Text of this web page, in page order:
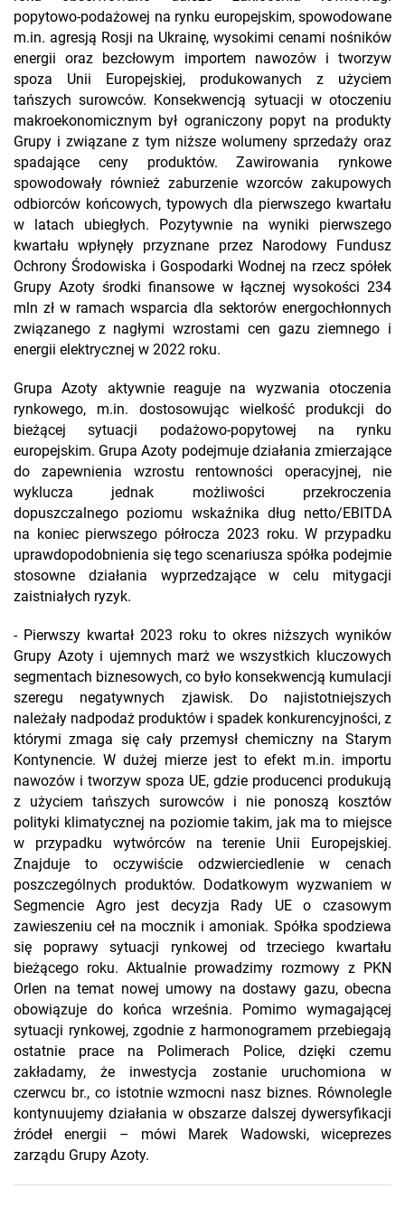
popytowo-podażowej na rynku europejskim, spowodowane
m.in. agresją Rosji na Ukrainę, wysokimi cenami nośników
energii oraz bezcłowym importem nawozów i tworzyw
spoza Unii Europejskiej, produkowanych z użyciem
tańszych surowców. Konsekwencją sytuacji w otoczeniu
makroekonomicznym był ograniczony popyt na produkty
Grupy i związane z tym niższe wolumeny sprzedaży oraz
spadające ceny produktów. Zawirowania rynkowe
spowodowały również zaburzenie wzorców zakupowych
odbiorców końcowych, typowych dla pierwszego kwartału
w latach ubiegłych. Pozytywnie na wyniki pierwszego
kwartału wpłynęły przyznane przez Narodowy Fundusz
Ochrony Środowiska i Gospodarki Wodnej na rzecz spółek
Grupy Azoty środki finansowe w łącznej wysokości 234
mln zł w ramach wsparcia dla sektorów energochłonnych
związanego z nagłymi wzrostami cen gazu ziemnego i
energii elektrycznej w 2022 roku.
Grupa Azoty aktywnie reaguje na wyzwania otoczenia
rynkowego, m.in. dostosowując wielkość produkcji do
bieżącej sytuacji podażowo-popytowej na rynku
europejskim. Grupa Azoty podejmuje działania zmierzające
do zapewnienia wzrostu rentowności operacyjnej, nie
wyklucza jednak możliwości przekroczenia
dopuszczalnego poziomu wskaźnika dług netto/EBITDA
na koniec pierwszego półrocza 2023 roku. W przypadku
uprawdopodobnienia się tego scenariusza spółka podejmie
stosowne działania wyprzedzające w celu mitygacji
zaistniałych ryzyk.
- Pierwszy kwartał 2023 roku to okres niższych wyników
Grupy Azoty i ujemnych marż we wszystkich kluczowych
segmentach biznesowych, co było konsekwencją kumulacji
szeregu negatywnych zjawisk. Do najistotniejszych
należały nadpodaż produktów i spadek konkurencyjności, z
którymi zmaga się cały przemysł chemiczny na Starym
Kontynencie. W dużej mierze jest to efekt m.in. importu
nawozów i tworzyw spoza UE, gdzie producenci produkują
z użyciem tańszych surowców i nie ponoszą kosztów
polityki klimatycznej na poziomie takim, jak ma to miejsce
w przypadku wytwórców na terenie Unii Europejskiej.
Znajduje to oczywiście odzwierciedlenie w cenach
poszczególnych produktów. Dodatkowym wyzwaniem w
Segmencie Agro jest decyzja Rady UE o czasowym
zawieszeniu ceł na mocznik i amoniak. Spółka spodziewa
się poprawy sytuacji rynkowej od trzeciego kwartału
bieżącego roku. Aktualnie prowadzimy rozmowy z PKN
Orlen na temat nowej umowy na dostawy gazu, obecna
obowiązuje do końca września. Pomimo wymagającej
sytuacji rynkowej, zgodnie z harmonogramem przebiegają
ostatnie prace na Polimerach Police, dzięki czemu
zakładamy, że inwestycja zostanie uruchomiona w
czerwcu br., co istotnie wzmocni nasz biznes. Równolegle
kontynuujemy działania w obszarze dalszej dywersyfikacji
źródeł energii – mówi Marek Wadowski, wiceprezes
zarządu Grupy Azoty.